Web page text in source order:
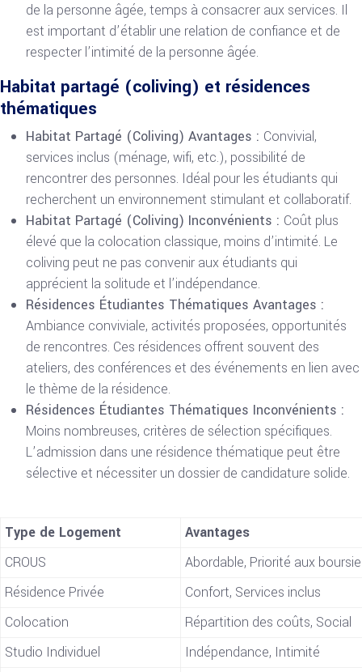
de la personne âgée, temps à consacrer aux services. Il
est important d’établir une relation de confiance et de
respecter l’intimité de la personne âgée.
Habitat partagé (coliving) et résidences
thématiques
Habitat Partagé (Coliving) Avantages : Convivial,
services inclus (ménage, wifi, etc.), possibilité de
rencontrer des personnes. Idéal pour les étudiants qui
recherchent un environnement stimulant et collaboratif.
Habitat Partagé (Coliving) Inconvénients : Coût plus
élevé que la colocation classique, moins d’intimité. Le
coliving peut ne pas convenir aux étudiants qui
apprécient la solitude et l’indépendance.
Résidences Étudiantes Thématiques Avantages :
Ambiance conviviale, activités proposées, opportunités
de rencontres. Ces résidences offrent souvent des
ateliers, des conférences et des événements en lien avec
le thème de la résidence.
Résidences Étudiantes Thématiques Inconvénients :
Moins nombreuses, critères de sélection spécifiques.
L’admission dans une résidence thématique peut être
sélective et nécessiter un dossier de candidature solide.
Type de Logement
Avantages
CROUS
Abordable, Priorité aux
Résidence Privée
Confort, Services inclus
Colocation
Répartition des coûts, Social
Studio Individuel
Indépendance, Intimité